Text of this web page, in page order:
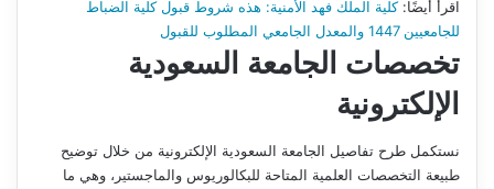
اقرأ أيضًا:كلية الملك فهد الأمنية: هذه شروط قبول كلية الضباط
للجامعيين 1447 والمعدل الجامعي المطلوب للقبول
تخصصات الجامعة السعودية
الإلكترونية
نستكمل طرح تفاصيل الجامعة السعودية الإلكترونية من خلال توضيح
طبيعة التخصصات العلمية المتاحة للبكالوريوس والماجستير، وهي ما